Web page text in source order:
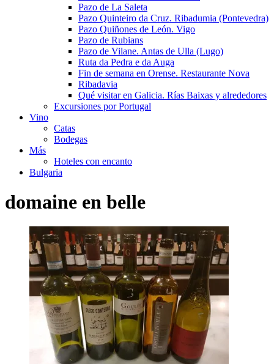
Pazo de La Saleta
Pazo Quinteiro da Cruz. Ribadumia (Pontevedra)
Pazo Quiñones de León. Vigo
Pazo de Rubians
Pazo de Vilane. Antas de Ulla (Lugo)
Ruta da Pedra e da Auga
Fin de semana en Orense. Restaurante Nova
Ribadavia
Qué visitar en Galicia. Rías Baixas y alrededores
Excursiones por Portugal
Vino
Catas
Bodegas
Más
Hoteles con encanto
Bulgaria
domaine en belle